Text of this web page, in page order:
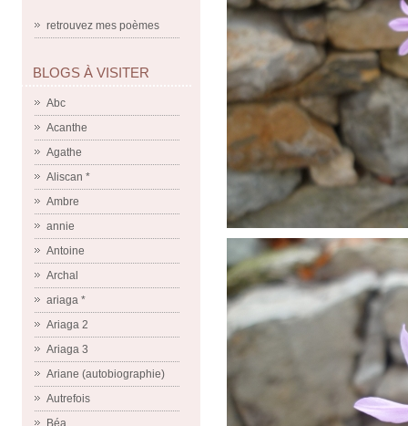
retrouvez mes poèmes
BLOGS À VISITER
Abc
Acanthe
Agathe
Aliscan *
Ambre
annie
Antoine
Archal
ariaga *
Ariaga 2
Ariaga 3
Ariane (autobiographie)
Autrefois
Béa